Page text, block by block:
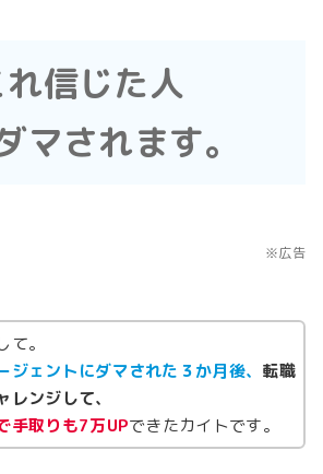
れ信じた人
マされます。
※広告
て。
ジェントにダマされた３か月後、 転職
レンジして、
手取りも7万UPできたカイトです。